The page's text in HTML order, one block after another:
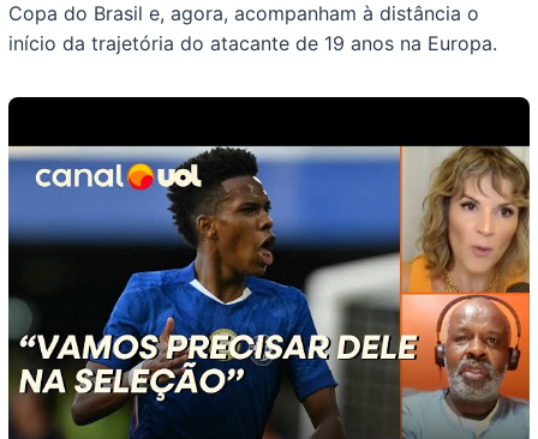
Copa do Brasil e, agora, acompanham à distância o
início da trajetória do atacante de 19 anos na Europa.